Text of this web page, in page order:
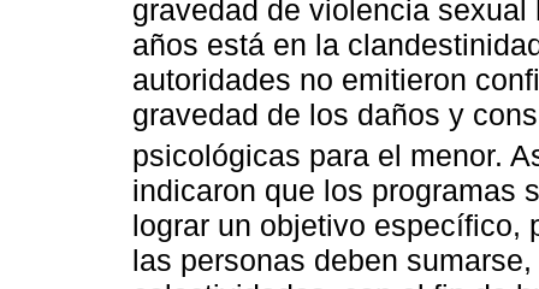
gravedad de violencia
años está en la
autoridades no emitieron
gravedad de los daños y
psicológicas para el menor.
indicaron que los programas
lograr un objetivo específico,
las personas deben